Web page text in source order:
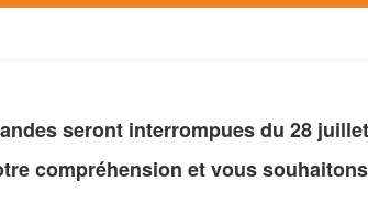
seront interrompues du 28
compréhension et vous